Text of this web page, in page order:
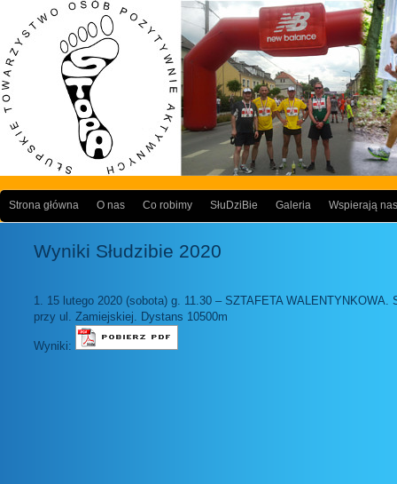
Strona główna O nas Co robimy SłuDziBie Galeria Wspierają
Wyniki Słudzibie 2020
1. 15 lutego 2020 (sobota) g. 11.30 – SZTAFETA
przy ul. Zamiejskiej. Dystans 10500m
Wyniki: